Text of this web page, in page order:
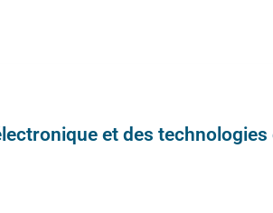
et des